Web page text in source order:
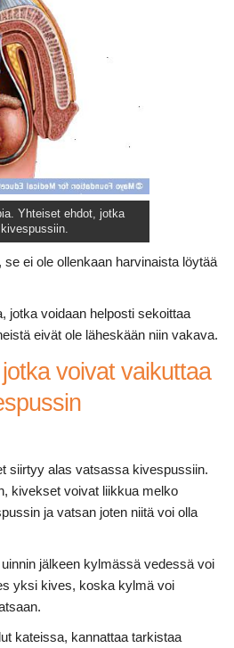
Yhteiset ehdot, jotka
se ei ole ollenkaan harvinaista löytää
jotka voidaan helposti sekoittaa
eivät ole läheskään niin vakava.
voivat vaikuttaa
siirtyy alas vatsassa kivespussiin.
kivekset voivat liikkua melko
ja vatsan joten niitä voi olla
jälkeen kylmässä vedessä voi
yksi kives, koska kylmä voi
kateissa, kannattaa tarkistaa